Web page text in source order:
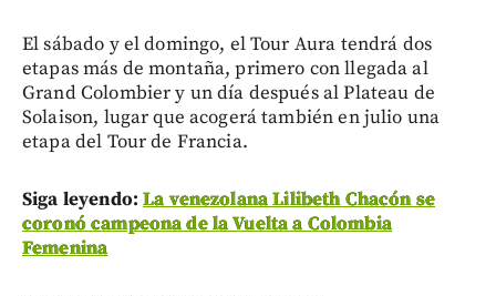
El sábado y el domingo, el Tour Aura tendrá dos
etapas más de montaña, primero con llegada al
Grand Colombier y un día después al Plateau de
Solaison, lugar que acogerá también en julio una
etapa del Tour de Francia.
Siga leyendo:La venezolana Lilibeth Chacón se
coronó campeona de la Vuelta a Colombia
Femenina